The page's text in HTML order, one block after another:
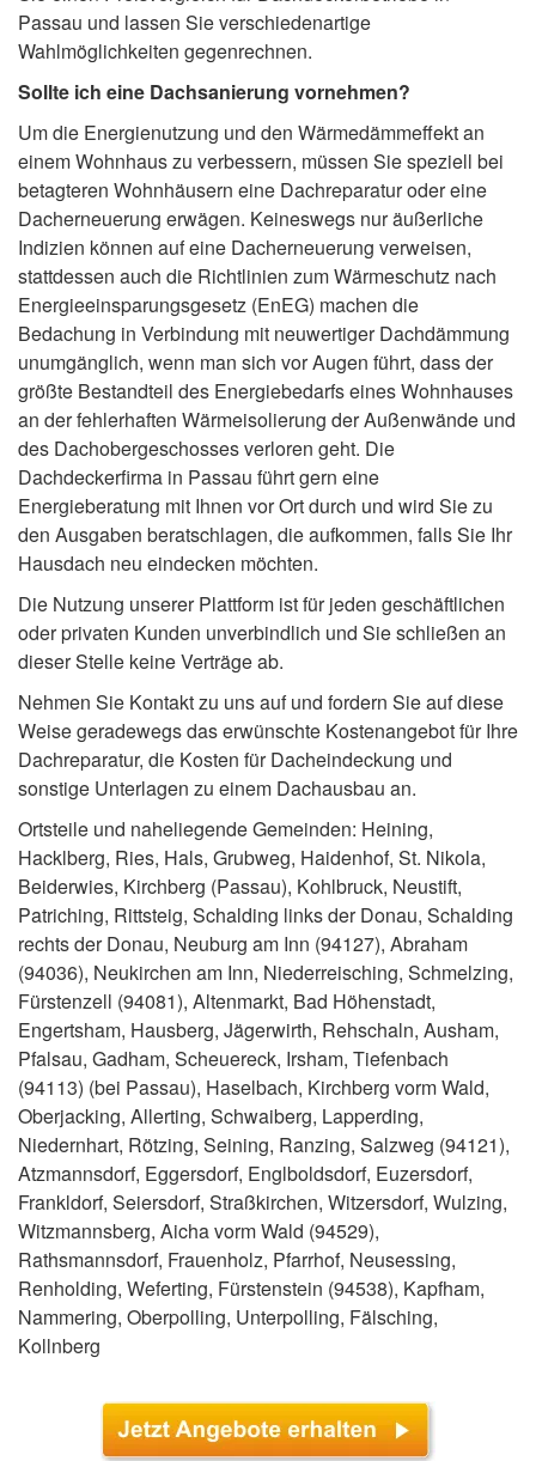
Passau und lassen Sie verschiedenartige
Wahlmöglichkeiten gegenrechnen.
Sollte ich eine Dachsanierung vornehmen?
Um die Energienutzung und den Wärmedämmeffekt an
einem Wohnhaus zu verbessern, müssen Sie speziell bei
betagteren Wohnhäusern eine Dachreparatur oder eine
Dacherneuerung erwägen. Keineswegs nur äußerliche
Indizien können auf eine Dacherneuerung verweisen,
stattdessen auch die Richtlinien zum Wärmeschutz nach
Energieeinsparungsgesetz (EnEG) machen die
Bedachung in Verbindung mit neuwertiger Dachdämmung
unumgänglich, wenn man sich vor Augen führt, dass der
größte Bestandteil des Energiebedarfs eines Wohnhauses
an der fehlerhaften Wärmeisolierung der Außenwände und
des Dachobergeschosses verloren geht. Die
Dachdeckerfirma in Passau führt gern eine
Energieberatung mit Ihnen vor Ort durch und wird Sie zu
den Ausgaben beratschlagen, die aufkommen, falls Sie Ihr
Hausdach neu eindecken möchten.
Die Nutzung unserer Plattform ist für jeden geschäftlichen
oder privaten Kunden unverbindlich und Sie schließen an
dieser Stelle keine Verträge ab.
Nehmen Sie Kontakt zu uns auf und fordern Sie auf diese
Weise geradewegs das erwünschte Kostenangebot für Ihre
Dachreparatur, die Kosten für Dacheindeckung und
sonstige Unterlagen zu einem Dachausbau an.
Ortsteile und naheliegende Gemeinden: Heining,
Hacklberg, Ries, Hals, Grubweg, Haidenhof, St. Nikola,
Beiderwies, Kirchberg (Passau), Kohlbruck, Neustift,
Patriching, Rittsteig, Schalding links der Donau, Schalding
rechts der Donau, Neuburg am Inn (94127), Abraham
(94036), Neukirchen am Inn, Niederreisching, Schmelzing,
Fürstenzell (94081), Altenmarkt, Bad Höhenstadt,
Engertsham, Hausberg, Jägerwirth, Rehschaln, Ausham,
Pfalsau, Gadham, Scheuereck, Irsham, Tiefenbach
(94113) (bei Passau), Haselbach, Kirchberg vorm Wald,
Oberjacking, Allerting, Schwaiberg, Lapperding,
Niedernhart, Rötzing, Seining, Ranzing, Salzweg (94121),
Atzmannsdorf, Eggersdorf, Englboldsdorf, Euzersdorf,
Frankldorf, Seiersdorf, Straßkirchen, Witzersdorf, Wulzing,
Witzmannsberg, Aicha vorm Wald (94529),
Rathsmannsdorf, Frauenholz, Pfarrhof, Neusessing,
Renholding, Weferting, Fürstenstein (94538), Kapfham,
Nammering, Oberpolling, Unterpolling, Fälsching,
Kollnberg